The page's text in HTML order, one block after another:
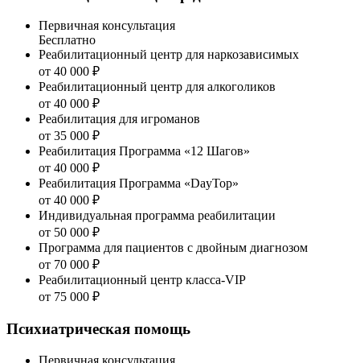
Первичная консультация
Бесплатно
Реабилитационный центр для наркозависимых
от 40 000 ₽
Реабилитационный центр для алкоголиков
от 40 000 ₽
Реабилитация для игроманов
от 35 000 ₽
Реабилитация Программа «12 Шагов»
от 40 000 ₽
Реабилитация Программа «DayTop»
от 40 000 ₽
Индивидуальная программа реабилитации
от 50 000 ₽
Программа для пациентов с двойным диагнозом
от 70 000 ₽
Реабилитационный центр класса-VIP
от 75 000 ₽
Психиатрическая помощь
Первичная консультация